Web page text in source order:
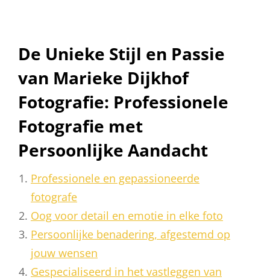
De Unieke Stijl en Passie
van Marieke Dijkhof
Fotografie: Professionele
Fotografie met
Persoonlijke Aandacht
Professionele en gepassioneerde
fotografe
Oog voor detail en emotie in elke foto
Persoonlijke benadering, afgestemd op
jouw wensen
Gespecialiseerd in het vastleggen van